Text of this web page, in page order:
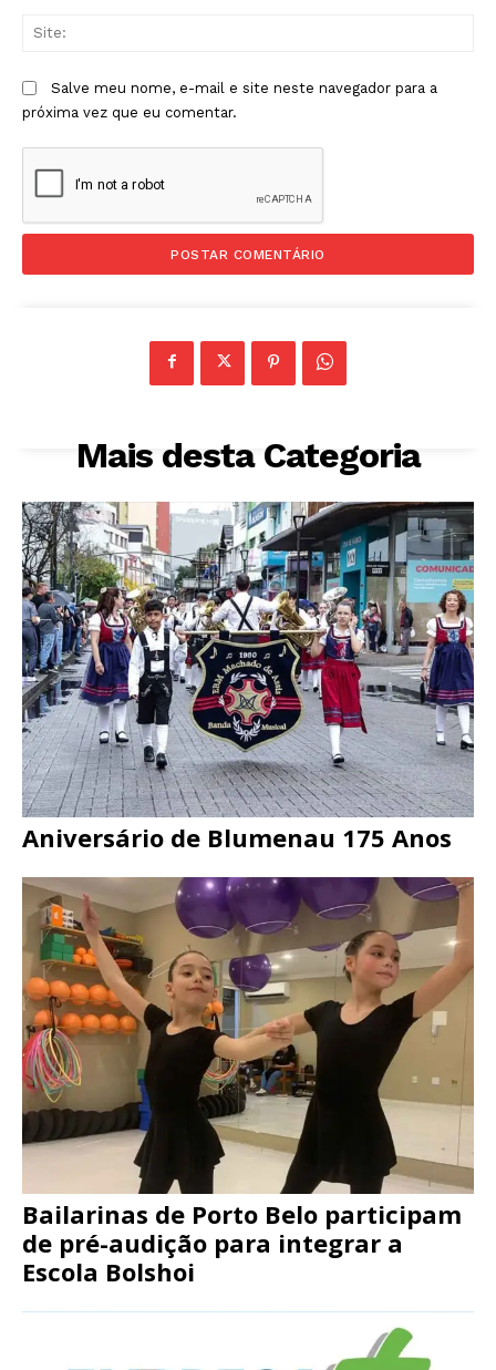
Salve meu nome, e-mail e site neste navegador para a
próxima vez que eu comentar.
Mais desta Categoria
Aniversário de Blumenau 175 Anos
Bailarinas de Porto Belo participam
de pré-audição para integrar a
Escola Bolshoi